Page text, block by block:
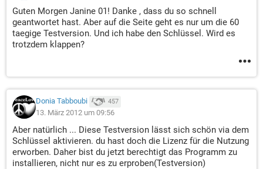
Guten Morgen Janine 01! Danke , dass du so schnell
geantwortet hast. Aber auf die Seite geht es nur um die 60
taegige Testversion. Und ich habe den Schlüssel. Wird es
trotzdem klappen?
Donia Tabboubi 457
13. März 2012 um 09:56
Aber natürlich ... Diese Testversion lässt sich schön via dem
Schlüssel aktivieren. du hast doch die Lizenz für die Nutzung
erworben. Daher bist du jetzt berechtigt das Programm zu
installieren, nicht nur es zu erproben(Testversion)